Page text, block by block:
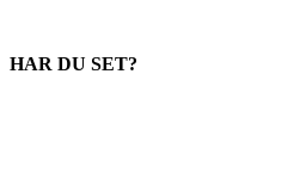
HAR DU SET?